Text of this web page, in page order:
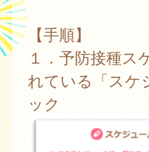
【手順】
１．予防接種ス
れている「スケ
ック